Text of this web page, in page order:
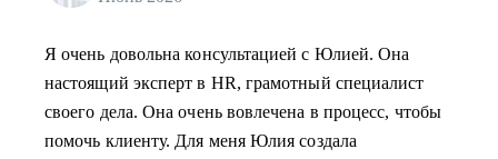
Я очень довольна консультацией с Юлией. Она
настоящий эксперт в HR, грамотный специалист
своего дела. Она очень вовлечена в процесс, чтобы
помочь клиенту. Для меня Юлия создала